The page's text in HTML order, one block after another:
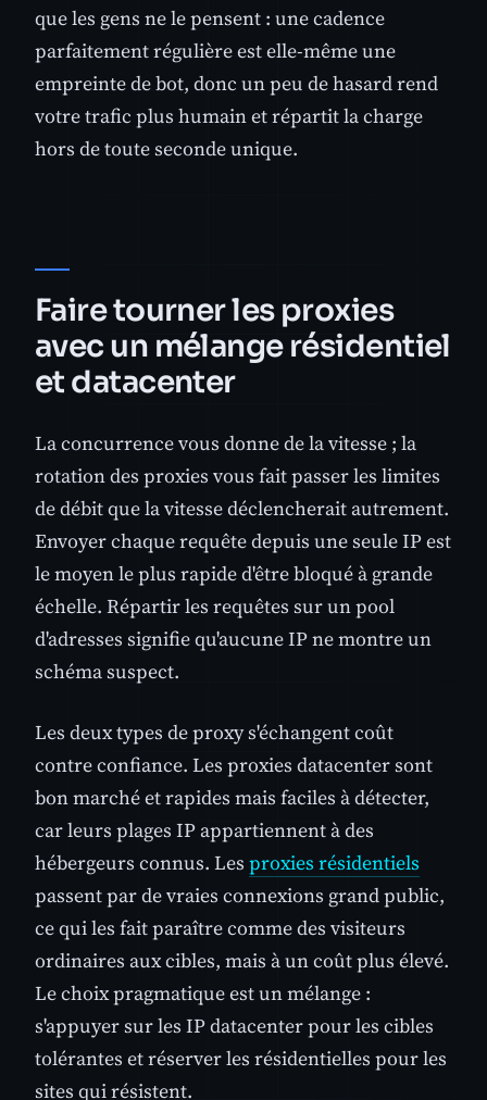
que les gens ne le pensent : une cadence
parfaitement régulière est elle-même une
empreinte de bot, donc un peu de hasard rend
votre trafic plus humain et répartit la charge
hors de toute seconde unique.
Faire tourner les proxies
avec un mélange résidentiel
et datacenter
La concurrence vous donne de la vitesse ; la
rotation des proxies vous fait passer les limites
de débit que la vitesse déclencherait autrement.
Envoyer chaque requête depuis une seule IP est
le moyen le plus rapide d'être bloqué à grande
échelle. Répartir les requêtes sur un pool
d'adresses signifie qu'aucune IP ne montre un
schéma suspect.
Les deux types de proxy s'échangent coût
contre confiance. Les proxies datacenter sont
bon marché et rapides mais faciles à détecter,
car leurs plages IP appartiennent à des
hébergeurs connus. Les proxies résidentiels
passent par de vraies connexions grand public,
ce qui les fait paraître comme des visiteurs
ordinaires aux cibles, mais à un coût plus élevé.
Le choix pragmatique est un mélange :
s'appuyer sur les IP datacenter pour les cibles
tolérantes et réserver les résidentielles pour les
sites qui résistent.